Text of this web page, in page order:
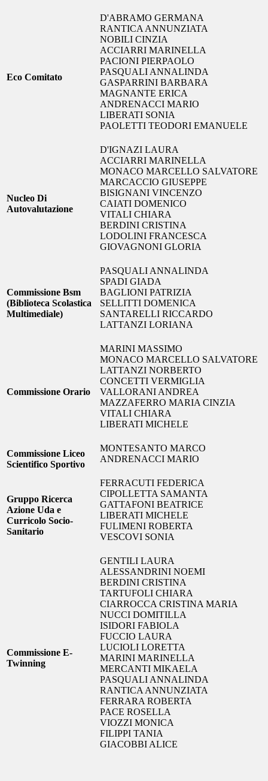
Eco Comitato
D'ABRAMO GERMANA
RANTICA ANNUNZIATA
NOBILI CINZIA
ACCIARRI MARINELLA
PACIONI PIERPAOLO
PASQUALI ANNALINDA
GASPARRINI BARBARA
MAGNANTE ERICA
ANDRENACCI MARIO
LIBERATI SONIA
PAOLETTI TEODORI EMANUELE
Nucleo Di
Autovalutazione
D'IGNAZI LAURA
ACCIARRI MARINELLA
MONACO MARCELLO SALVATORE
MARCACCIO GIUSEPPE
BISIGNANI VINCENZO
CAIATI DOMENICO
VITALI CHIARA
BERDINI CRISTINA
LODOLINI FRANCESCA
GIOVAGNONI GLORIA
Commissione Bsm
(Biblioteca Scolastica
Multimediale)
PASQUALI ANNALINDA
SPADI GIADA
BAGLIONI PATRIZIA
SELLITTI DOMENICA
SANTARELLI RICCARDO
LATTANZI LORIANA
Commissione Orario
MARINI MASSIMO
MONACO MARCELLO SALVATORE
LATTANZI NORBERTO
CONCETTI VERMIGLIA
VALLORANI ANDREA
MAZZAFERRO MARIA CINZIA
VITALI CHIARA
LIBERATI MICHELE
Commissione Liceo
Scientifico Sportivo
MONTESANTO MARCO
ANDRENACCI MARIO
Gruppo Ricerca
Azione Uda e
Curricolo Socio-
Sanitario
FERRACUTI FEDERICA
CIPOLLETTA SAMANTA
GATTAFONI BEATRICE
LIBERATI MICHELE
FULIMENI ROBERTA
VESCOVI SONIA
Commissione E-
Twinning
GENTILI LAURA
ALESSANDRINI NOEMI
BERDINI CRISTINA
TARTUFOLI CHIARA
CIARROCCA CRISTINA MARIA
NUCCI DOMITILLA
ISIDORI FABIOLA
FUCCIO LAURA
LUCIOLI LORETTA
MARINI MARINELLA
MERCANTI MIKAELA
PASQUALI ANNALINDA
RANTICA ANNUNZIATA
FERRARA ROBERTA
PACE ROSELLA
VIOZZI MONICA
FILIPPI TANIA
GIACOBBI ALICE